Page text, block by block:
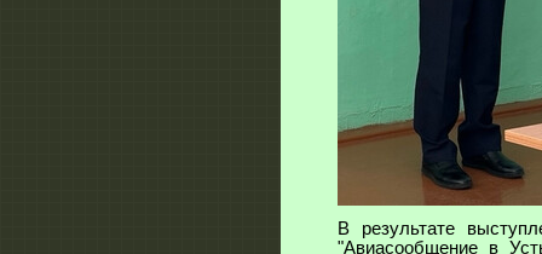
В результате
"Авиасообщение в